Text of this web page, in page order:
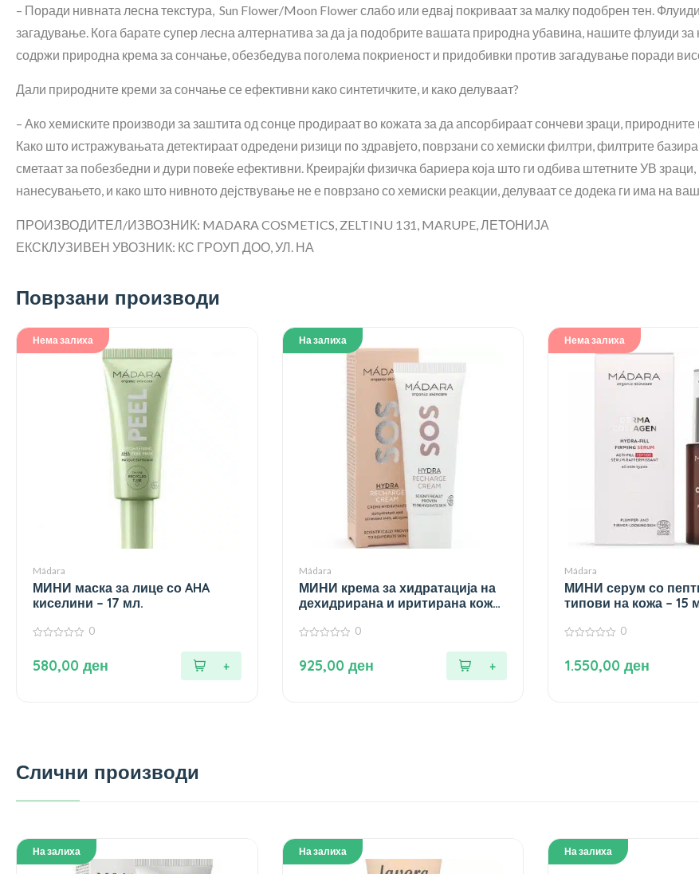
– Поради нивната лесна текстура, Sun Flower/Moon Flower слабо или едвај покриваат за малку подобрен тен.
загадување. Кога барате супер лесна алтернатива за да ја подобрите вашата природна убавина, нашите флуиди за
содржи природна крема за сончање, обезбедува поголема покриеност и придобивки против загадување поради
Дали природните креми за сончање се ефективни како синтетичките, и како делуваат?
– Ако хемиските производи за заштита од сонце продираат во кожата за да апсорбираат сончеви зраци,
Како што истражувањата детектираат одредени ризици по здравјето, поврзани со хемиски филтри, филтрите
сметаат за побезбедни и дури повеќе ефективни. Креирајќи физичка бариера која што ги одбива штетните УВ
нанесувањето, и како што нивното дејствување не е поврзано со хемиски реакции, делуваат се додека ги има на
ПРОИЗВОДИТЕЛ/ИЗВОЗНИК: MADARA COSMETICS, ZELTINU 131, MARUPE, ЛЕТОНИЈА
ЕКСКЛУЗИВЕН УВОЗНИК: КС ГРОУП ДОО, УЛ. НА
Поврзани производи
Нема залиха
Mádara
МИНИ маска за лице со AHA
киселини – 17 мл.
5
0
580,00 ден
На залиха
Mádara
МИНИ крема за хидратација на
дехидрирана и иритирана кожа
5
0
925,00 ден
Нема залиха
Mádara
МИНИ серум со
типови на кожа – 15
5
0
1.550,00 ден
Слични производи
На залиха На залиха На залиха